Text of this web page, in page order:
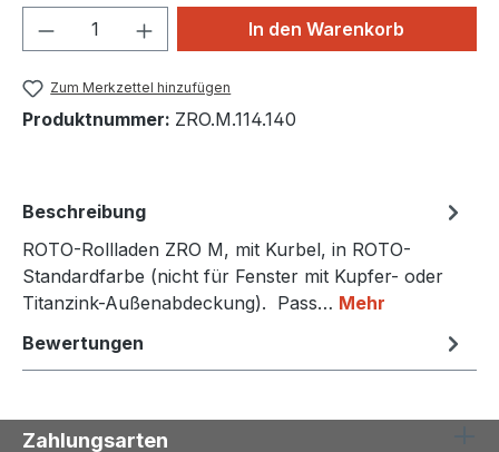
Produkt Anzahl: Gib denIn den Warenkorb
Zum Merkzettel hinzufügen
Produktnummer: ZRO.M.114.140
Beschreibung
ROTO-Rollladen ZRO M, mit Kurbel, in ROTO-
Standardfarbe (nicht für Fenster mit Kupfer- oder
Titanzink-Außenabdeckung). Pass… Mehr
Bewertungen
Zahlungsarten